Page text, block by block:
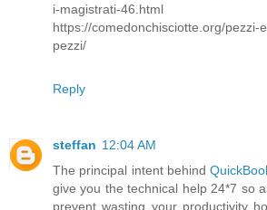
i-magistrati-46.html
https://comedonchisciotte.org/pezzi-
pezzi/
Reply
steffan 12:04 AM
The principal intent behind
give you the technical help 24*7 so
prevent wasting your productivity